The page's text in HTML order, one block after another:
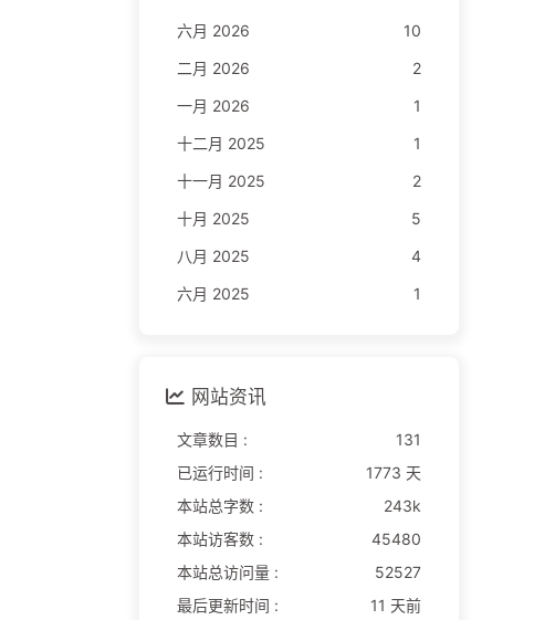
六月 2026
10
二月 2026
2
一月 2026
1
十二月 2025
1
十一月 2025
2
十月 2025
5
八月 2025
4
六月 2025
1
网站资讯
文章数目 :
131
已运行时间 :
1773 天
本站总字数 :
243k
本站访客数 :
45480
本站总访问量 :
52527
最后更新时间 :
11 天前